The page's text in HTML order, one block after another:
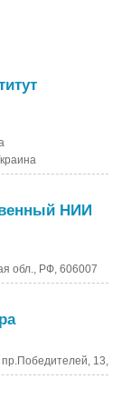
НИИ
обл., РФ, 606007
13,